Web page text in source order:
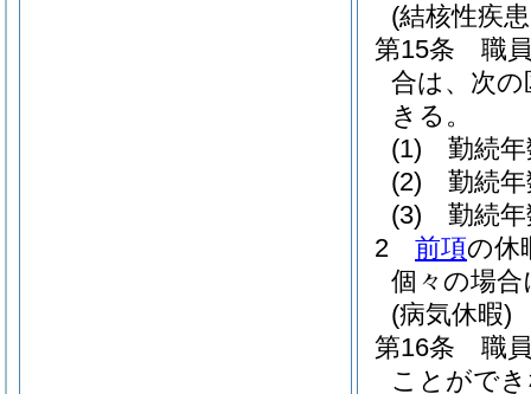
(結核性疾
第15条
職
合は、次
きる。
(1)
勤続
(2)
勤続
(3)
勤続
2
前項の休
個々の場
(病気休暇)
第16条
職
ことがで